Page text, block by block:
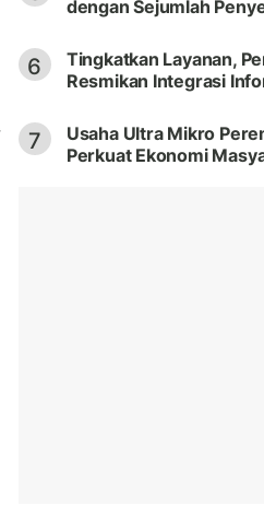
dengan Sejumlah
6
Tingkatkan Layanan,
Resmikan Integrasi
7
Usaha Ultra Mikro
Perkuat Ekonomi